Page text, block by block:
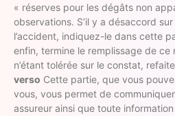
« réserves pour les dégâts non
observations. S’il y a désaccord
l’accident, indiquez-le dans cette
enfin, termine le remplissage de ce
n’étant tolérée sur le constat,
verso Cette partie, que vous
vous, vous permet de
assureur ainsi que toute